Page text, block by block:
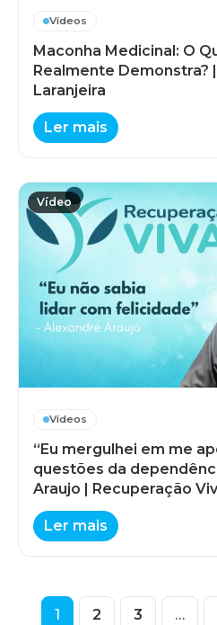
Vídeos
Maconha Medicinal: O
Realmente Demonstra?
Laranjeira
Ler mais
Vídeo
Vídeos
“Eu mergulhei em me
questões da
Araujo | Recuperação
Ler mais
1 2 3 …